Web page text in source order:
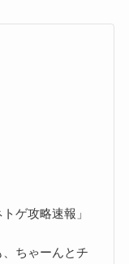
ゲ攻略速報」
ちゃーんとチ